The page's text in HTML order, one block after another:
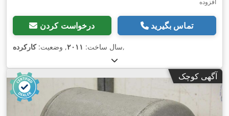
درخواست کردن تماس بگیرید
سال ساخت: ۲۰۱۱, وضعیت:کارکرده ,
آگهی کوچک